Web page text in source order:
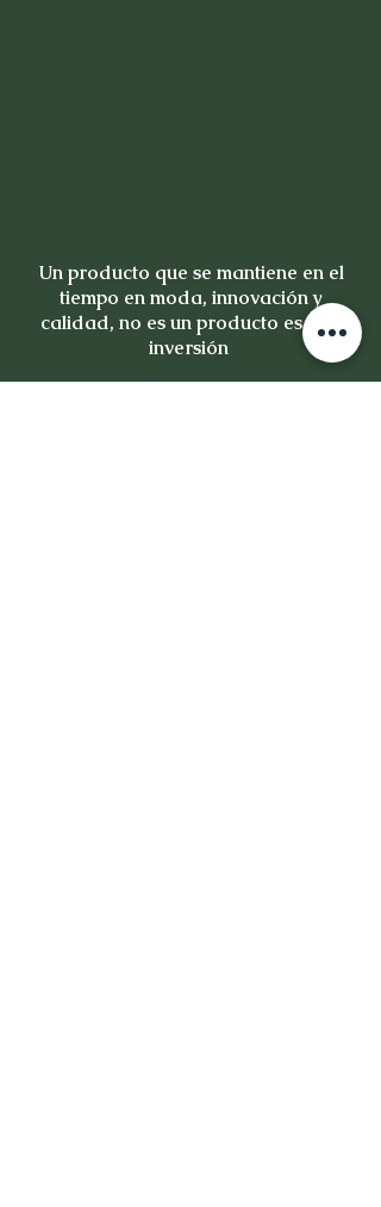
Un producto que se mantiene en el
tiempo en moda, innovación y
calidad, no es un producto es una
inversión